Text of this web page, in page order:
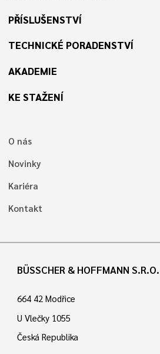
PŘÍSLUŠENSTVÍ
TECHNICKÉ PORADENSTVÍ
AKADEMIE
KE STAŽENÍ
O nás
Novinky
Kariéra
Kontakt
BÜSSCHER & HOFFMANN S.R.O.
664 42 Modřice
U Vlečky 1055
Česká Republika